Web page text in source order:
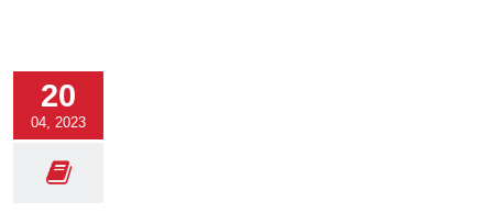
20
04, 2023